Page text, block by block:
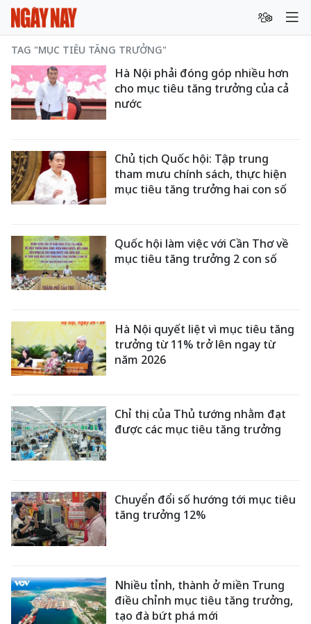
TAG "MỤC TIÊU TĂNG TRƯỞNG"
Hà Nội phải đóng góp nhiều hơn
cho mục tiêu tăng trưởng của cả
nước
Chủ tịch Quốc hội: Tập trung
tham mưu chính sách, thực hiện
mục tiêu tăng trưởng hai con số
Quốc hội làm việc với Cần Thơ về
mục tiêu tăng trưởng 2 con số
Hà Nội quyết liệt vì mục tiêu tăng
trưởng từ 11% trở lên ngay từ
năm 2026
Chỉ thị của Thủ tướng nhằm đạt
được các mục tiêu tăng trưởng
Chuyển đổi số hướng tới mục tiêu
tăng trưởng 12%
Nhiều tỉnh, thành ở miền Trung
điều chỉnh mục tiêu tăng trưởng,
tạo đà bứt phá mới